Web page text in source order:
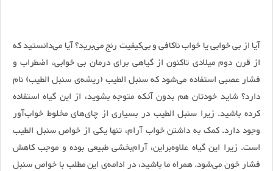
آیا از بی خوابی یا خواب ناکافی و بی‌کیفیت رنج می‌برید؟ آیا می‌دانستید که
از قرن دوم میلادی تاکنون از گیاهی برای درمان بی خوابی، اضطراب و
فشار عصبی استفاده می‌شود که سنبل الطیب (ریشه‌ی سنبل الطیب) نام
دارد؟ شاید خودتان هم بدون آنکه متوجه بشوید، از این گیاه استفاده
کرده باشید. زیرا سنبل الطیب در بسیاری از چای‌های مخلوط خواب‌آور
وجود دارد. کمک به داشتن خواب آرام، تنها یکی از خواص سنبل الطیب
است. زیرا این گیاه علاوه‌براین، آرام‌بخشی طبیعی بوده و موجب کاهش
فشار خون می‌شود. همراه ما باشید، در ادامه‌ی این مطلب با خواص سنبل